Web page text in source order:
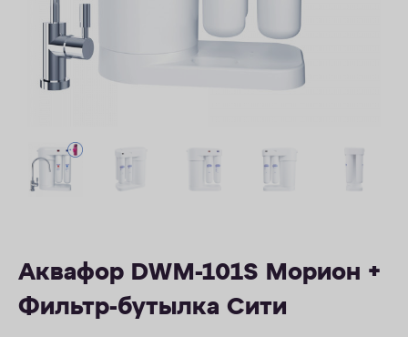
ОПЛАТА
КОНТАКТЫ
Аквафор DWM-101S Морион +
Фильтр-бутылка Сити